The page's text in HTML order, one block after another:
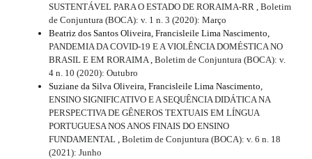
SUSTENTÁVEL PARA O ESTADO DE RORAIMA-RR
Boletim
de Conjuntura (BOCA): v. 1 n. 3 (2020): Março
Beatriz dos Santos Oliveira, Francisleile Lima Nascimento,
PANDEMIA DA COVID-19 E A VIOLÊNCIA DOMÉSTICA NO
BRASIL E EM RORAIMA Boletim de Conjuntura (BOCA): v.
4 n. 10 (2020): Outubro
Suziane da Silva Oliveira, Francisleile Lima Nascimento,
ENSINO SIGNIFICATIVO E A SEQUÊNCIA DIDÁTICA NA
PERSPECTIVA DE GÊNEROS TEXTUAIS EM LÍNGUA
PORTUGUESA NOS ANOS FINAIS DO ENSINO
FUNDAMENTAL Boletim de Conjuntura (BOCA): v. 6 n. 18
(2021): Junho